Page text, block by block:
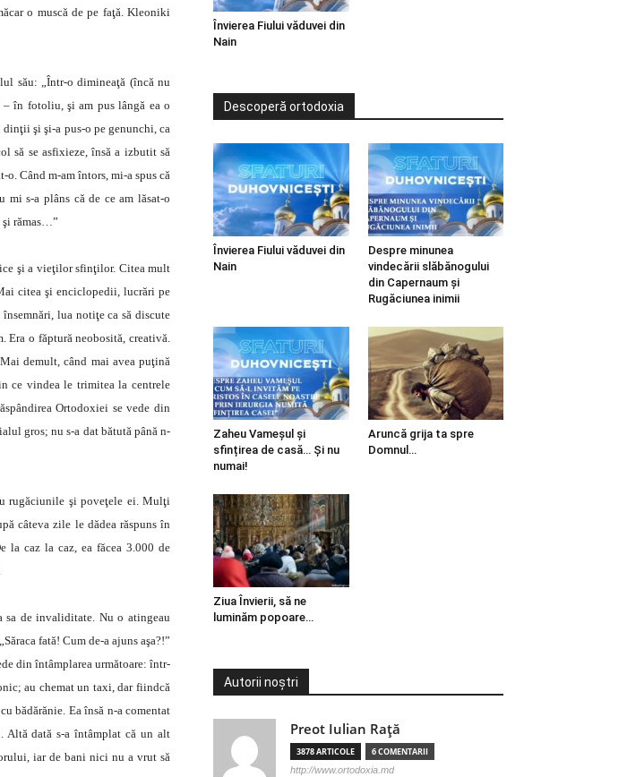
o muscă de pe faţă. Kleoniki
său: „Într-o dimineaţă (încă nu
în fotoliu, şi am pus lângă ea o
dinţii şi şi-a pus-o pe genunchi, ca
să se asfixieze, însă a izbutit să
Când m-am întors, mi-a spus că
s-a plâns că de ce am lăsat-o
şi rămas…”
şi a vieţilor sfinţilor. Citea mult
citea şi enciclopedii, lucrări pe
lua notiţe ca să discute
Era o făptură neobosită, creativă.
demult, când mai avea puţină
ce vindea le trimitea la centrele
Ortodoxiei se vede din
gros; nu s-a dat bătută până n-
rugăciunile şi poveţele ei. Mulţi
câteva zile le dădea răspuns în
la caz la caz, ea făcea 3.000 de
sa de invaliditate. Nu o atingeau
fată! Cum de-a ajuns aşa?!”
din întâmplarea următoare: într-
au chemat un taxi, dar fiindcă
bădărănie. Ea însă n-a comentat
Altă dată s-a întâmplat că un alt
iar de bani nici nu a vrut să
Învierea Fiului văduvei din
Nain
Descoperă ortodoxia
Învierea Fiului văduvei din
Nain
Despre minunea
vindecării slăbănogului
din Capernaum și
Rugăciunea inimii
Zaheu Vameșul și
sfințirea de casă… Și nu
numai!
Aruncă grija ta spre
Domnul…
Ziua Învierii, să ne
luminăm popoare…
Autorii noștri
Preot Iulian Raţă
3878 ARTICOLE 6 COMENTARII
http://www.ortodoxia.md